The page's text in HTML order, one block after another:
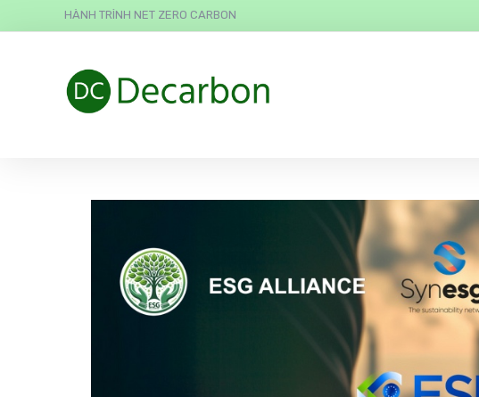
HÀNH TRÌNH NET ZERO CARBON